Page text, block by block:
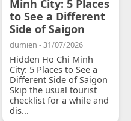
Minh City: 5 Places
to See a Different
Side of Saigon
dumien - 31/07/2026
Hidden Ho Chi Minh
City: 5 Places to See a
Different Side of Saigon
Skip the usual tourist
checklist for a while and
dis...